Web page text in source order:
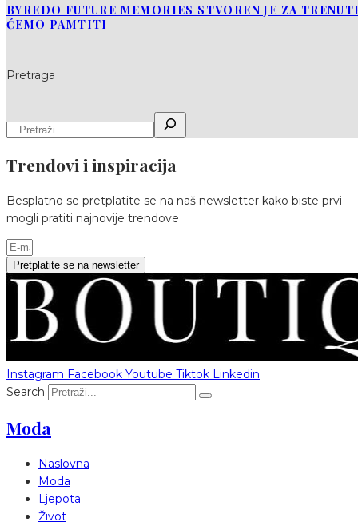
BYREDO FUTURE MEMORIES STVOREN JE ZA
ĆEMO PAMTITI
Pretraga
Trendovi i inspiracija
Besplatno se pretplatite se na naš newsletter kako biste prvi
mogli pratiti najnovije trendove
Pretplatite se na newsletter
Instagram Facebook Youtube Tiktok Linkedin
Search
Moda
Naslovna
Moda
Ljepota
Život